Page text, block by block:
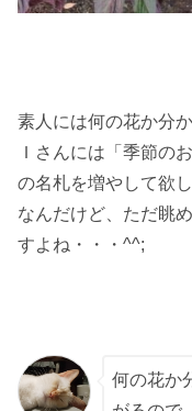
素人には何の花か分
Ｉさんには「季節の
の名札を増やして欲
なんだけど、ただ眺
すよね・・・^^;
何の花か